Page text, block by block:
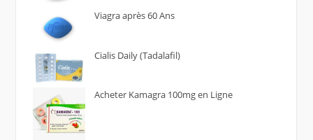
Viagra après 60 Ans
Cialis Daily (Tadalafil)
Acheter Kamagra 100mg en Ligne